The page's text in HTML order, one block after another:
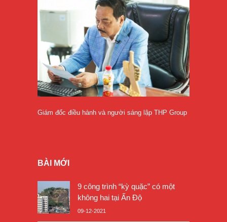
Giám đốc điều hành và người sáng lập THP Group
BÀI MỚI
9 công trình “kỳ quặc” có một
không hai tại Ấn Độ
09-12-2021